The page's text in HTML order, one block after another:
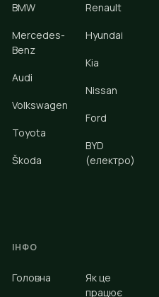
BMW
Mercedes-
Benz
Audi
Volkswagen
Toyota
Škoda
Renault
Hyundai
Kia
Nissan
Ford
BYD
(електро)
ІНФО
Головна
Як це
працює